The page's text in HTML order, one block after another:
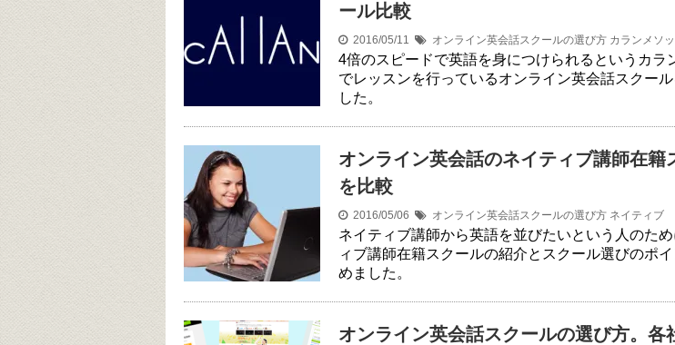
ール比較
2016/05/11 オンライン英会話スクールの選び方 カランメソ
4倍のスピードで英語を身につけられるというカラ
でレッスンを行っているオンライン英会話スクール
した。
オンライン英会話のネイティブ講師在籍
を比較
2016/05/06 オンライン英会話スクールの選び方 ネイティブ
ネイティブ講師から英語を並びたいという人のた
ィブ講師在籍スクールの紹介とスクール選びのポ
めました。
オンライン英会話スクールの選び方。各